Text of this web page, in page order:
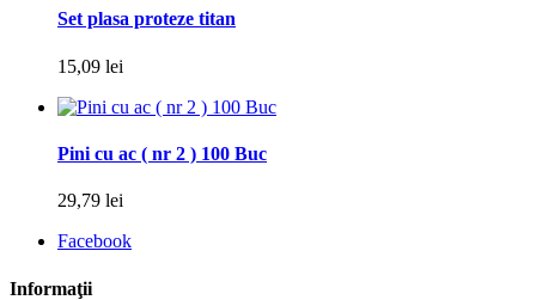
Set plasa proteze titan
15,09 lei
Pini cu ac ( nr 2 ) 100 Buc
29,79 lei
Facebook
Informaţii